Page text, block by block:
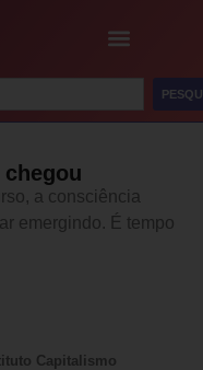
a consciência
emergindo. É tempo
Capitalismo